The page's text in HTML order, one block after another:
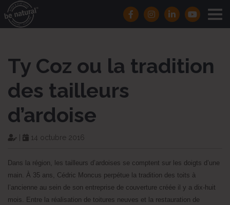
Ty Coz ou la tradition
des tailleurs
d’ardoise
14 octubre 2016
Dans la région, les tailleurs d’ardoises se comptent sur les doigts d’une
main. À 35 ans, Cédric Moncus perpétue la tradition des toits à
l’ancienne au sein de son entreprise de couverture créée il y a dix-huit
mois. Entre la réalisation de toitures neuves et la restauration de